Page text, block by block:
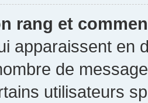
rang et
apparaissent en
de
utilisateurs